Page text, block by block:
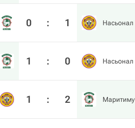
0 : 1 Насьонал
1 : 0 Насьонал
1 : 2 Маритиму